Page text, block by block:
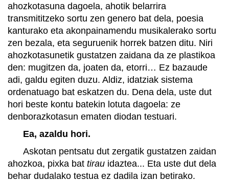
ahozkotasuna dagoela, ahotik belarrira
transmititzeko sortu zen genero bat dela, poesia
kanturako eta akonpainamendu musikalerako sortu
zen bezala, eta seguruenik horrek batzen ditu. Niri
ahozkotasunetik gustatzen zaidana da ze plastikoa
den: mugitzen da, joaten da, etorri… Ez bazaude
adi, galdu egiten duzu. Aldiz, idatziak sistema
ordenatuago bat eskatzen du. Dena dela, uste dut
hori beste kontu batekin lotuta dagoela: ze
denborazkotasun ematen diodan testuari.
Ea, azaldu hori.
Askotan pentsatu dut zergatik gustatzen zaidan
ahozkoa, pixka bat tirau idaztea... Eta uste dut dela
behar dudalako testua ez dadila izan betirako.